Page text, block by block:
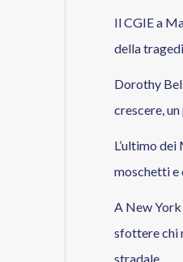
Il CGIE a
della
Dorothy
crescere,
L’ultimo
moschetti e
A New
sfottere chi
stradale